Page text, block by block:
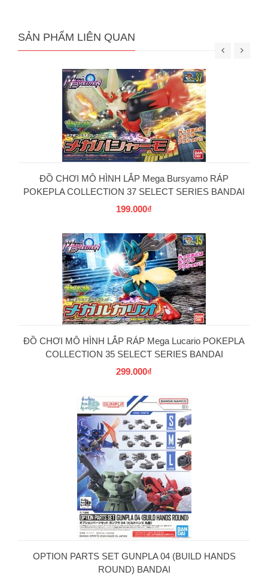
SẢN PHẨM LIÊN QUAN
ĐỒ CHƠI MÔ HÌNH LẮP Mega Bursyamo RÁP
POKEPLA COLLECTION 37 SELECT SERIES BANDAI
199.000₫
ĐỒ CHƠI MÔ HÌNH LẮP RÁP Mega Lucario POKEPLA
COLLECTION 35 SELECT SERIES BANDAI
299.000₫
OPTION PARTS SET GUNPLA 04 (BUILD HANDS
ROUND) BANDAI